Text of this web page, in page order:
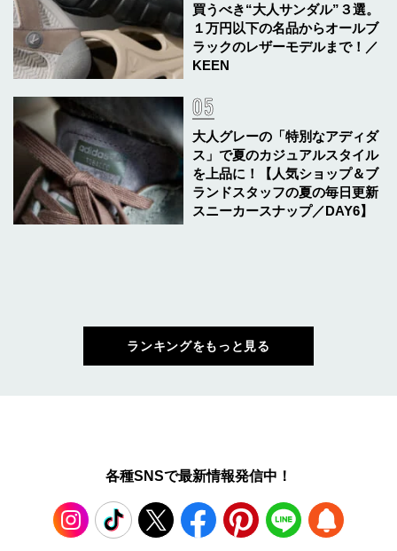
買うべき“大人サンダル”３選。
１万円以下の名品からオールブ
ラックのレザーモデルまで！／
KEEN
大人グレーの「特別なアディダ
ス」で夏のカジュアルスタイル
を上品に！【人気ショップ＆ブ
ランドスタッフの夏の毎日更新
スニーカースナップ／DAY6】
ランキングをもっと見る
各種SNSで最新情報発信中！